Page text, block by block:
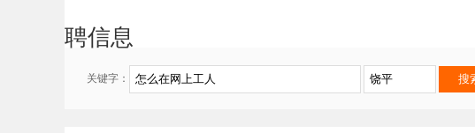
聘信息
关键字：